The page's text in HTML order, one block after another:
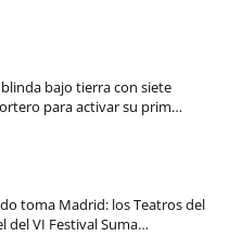
bajo tierra con siete
para activar su prim…
toma Madrid: los Teatros del
del VI Festival Suma…